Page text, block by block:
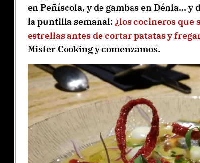
en Peñíscola, y de gambas en Dénia…
la puntilla semanal:¿los cocineros que
estrellas antes de cortar patatas y
Mister Cooking y comenzamos.